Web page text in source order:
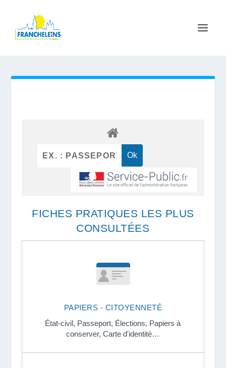
FICHES PRATIQUES LES PLUS
CONSULTÉES
PAPIERS - CITOYENNETÉ
État-civil, Passeport, Élections, Papiers à
conserver,Carte d'identité…